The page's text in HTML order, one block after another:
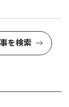
を検索